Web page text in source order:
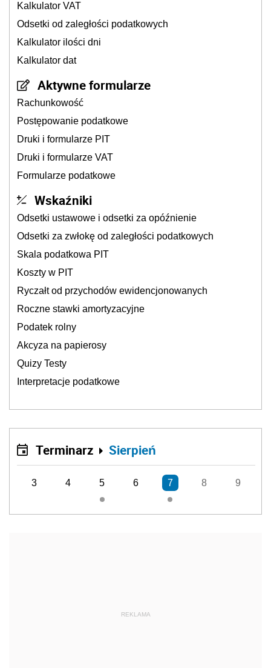
Kalkulator VAT
Odsetki od zaległości podatkowych
Kalkulator ilości dni
Kalkulator dat
Aktywne formularze
Rachunkowość
Postępowanie podatkowe
Druki i formularze PIT
Druki i formularze VAT
Formularze podatkowe
Wskaźniki
Odsetki ustawowe i odsetki za opóźnienie
Odsetki za zwłokę od zaległości podatkowych
Skala podatkowa PIT
Koszty w PIT
Ryczałt od przychodów ewidencjonowanych
Roczne stawki amortyzacyjne
Podatek rolny
Akcyza na papierosy
Quizy Testy
Interpretacje podatkowe
Terminarz Sierpień
3 4 5 6 7 8 9
REKLAMA